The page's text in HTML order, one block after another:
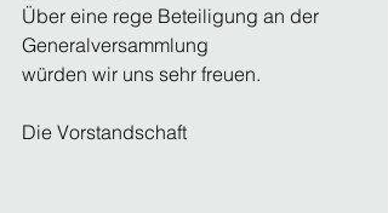
Über eine rege Beteiligung an der
Generalversammlung
würden wir uns sehr freuen.
Die Vorstandschaft